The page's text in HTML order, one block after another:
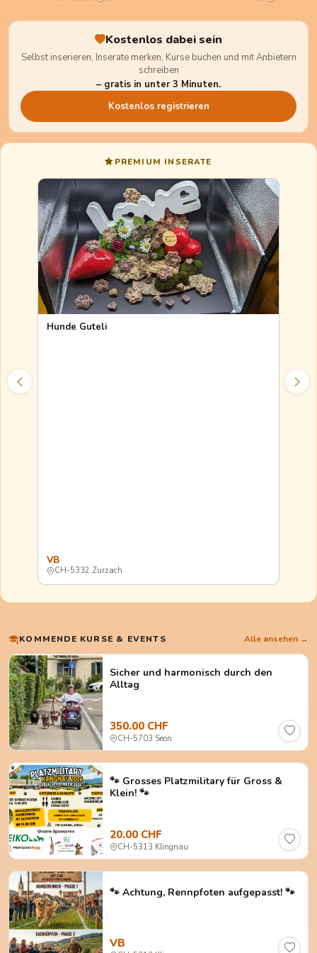
Kostenlos dabei sein
Selbst inserieren, Inserate merken, Kurse buchen und mit Anbietern
schreiben
– gratis in unter 3 Minuten.
Kostenlos registrieren
PREMIUM INSERATE
Hunde Guteli
VB
CH-5332 Zurzach
KOMMENDE KURSE & EVENTS Alle ansehen →
Sicher und harmonisch durch den
Alltag
350.00 CHF
CH-5703 Seon
🐾 Grosses Platzmilitary für Gross &
Klein! 🐾
20.00 CHF
CH-5313 Klingnau
🐾 Achtung, Rennpfoten aufgepasst! 🐾
VB